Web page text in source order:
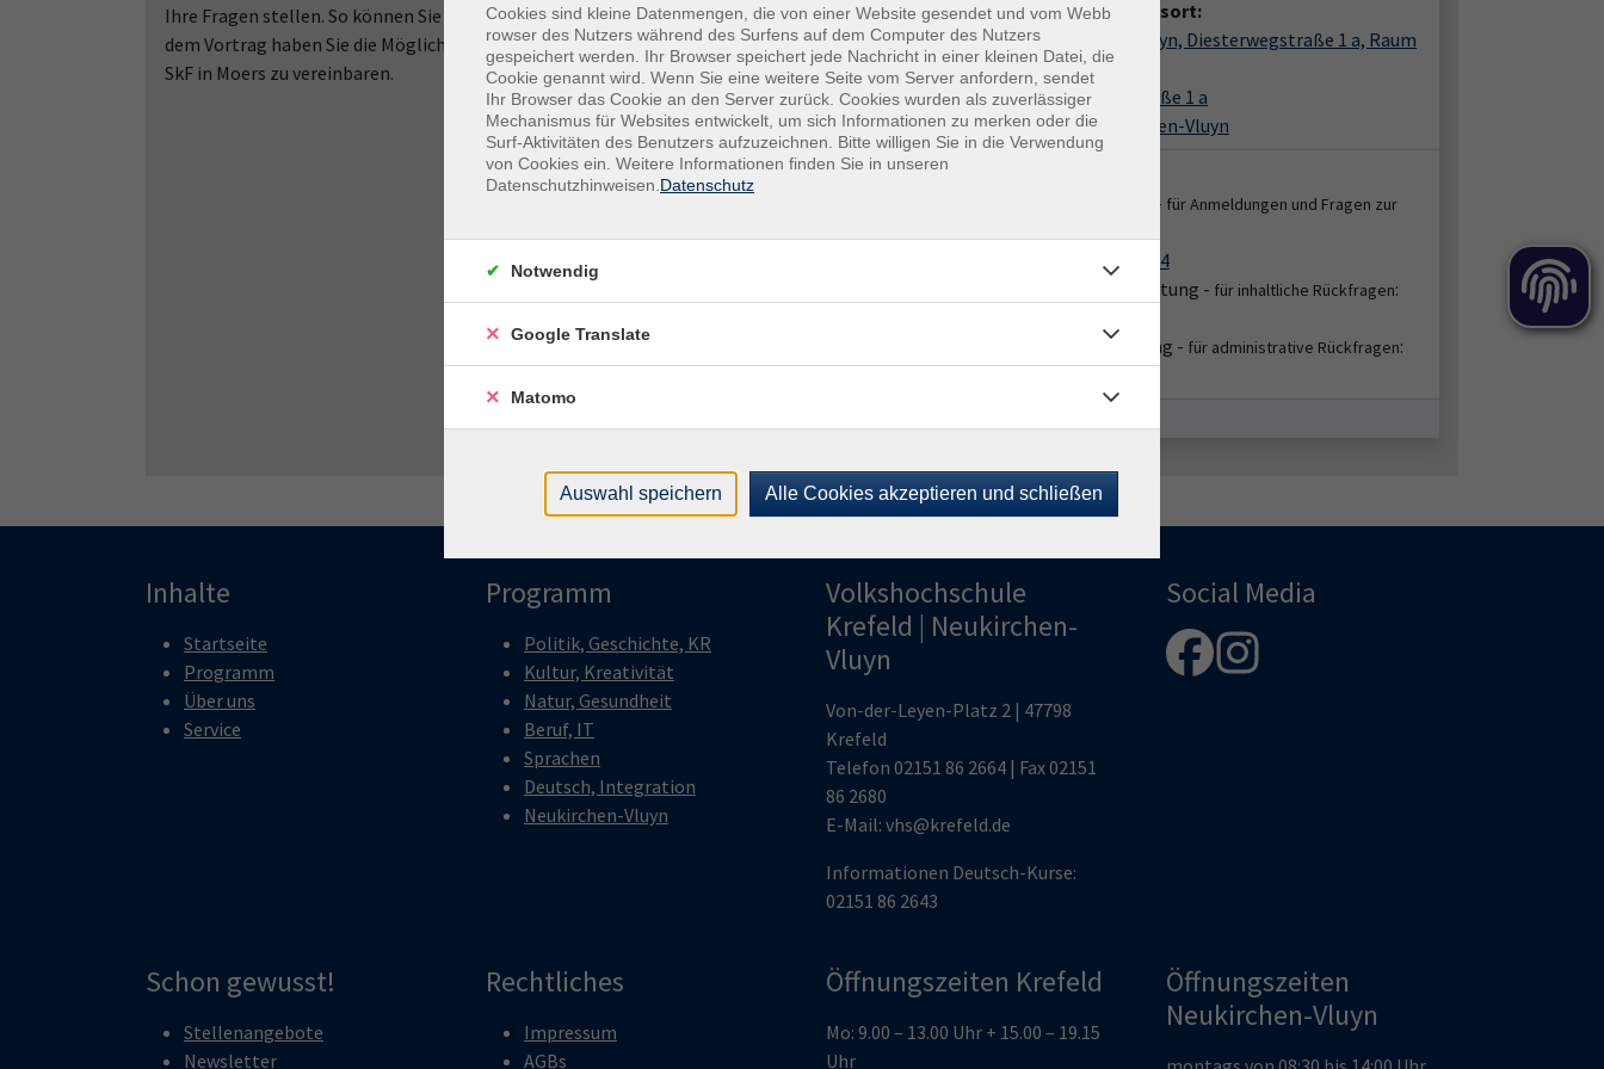
Ihre Fragen stellen. So können Sie sorgenfrei Vorsorge treffen und Ihre Selbstbestimmung wahren. Nach
dem Vortrag haben Sie die Möglichkeit, eine kostenlose Individualberatung in den Räumlichkeiten des
SkF in Moers zu vereinbaren.
Veranstaltungsort:
Neukirchen-Vluyn, Diesterwegstraße 1 a, Raum
0.03
Diesterwegstraße 1 a
47506 Neukirchen-Vluyn
Kundenservice - für Anmeldungen und Fragen zur
+492151 86-2664
Fachbereichsleitung - für inhaltliche Rückfragen:
Sachbearbeitung - für administrative Rückfragen:
02151/86-2654
Inhalte
Startseite
Programm
Über uns
Service
Programm
Politik, Geschichte, KR
Kultur, Kreativität
Natur, Gesundheit
Beruf, IT
Sprachen
Deutsch, Integration
Neukirchen-Vluyn
Volkshochschule
Krefeld | Neukirchen-
Vluyn
Von-der-Leyen-Platz 2 | 47798
Krefeld
Telefon 02151 86 2664 | Fax 02151
86 2680
E-Mail: vhs@krefeld.de
Informationen Deutsch-Kurse:
02151 86 2643
Social Media
Schon gewusst!
Stellenangebote
Newsletter
Rechtliches
Impressum
AGBs
Öffnungszeiten Krefeld
Mo: 9.00 – 13.00 Uhr + 15.00 – 19.15
Uhr
Öffnungszeiten
Neukirchen-Vluyn
Cookies sind kleine Datenmengen, die von einer Website gesendet und vom Webb
rowser des Nutzers während des Surfens auf dem Computer des Nutzers
gespeichert werden. Ihr Browser speichert jede Nachricht in einer kleinen Datei, die
Cookie genannt wird. Wenn Sie eine weitere Seite vom Server anfordern, sendet
Ihr Browser das Cookie an den Server zurück. Cookies wurden als zuverlässiger
Mechanismus für Websites entwickelt, um sich Informationen zu merken oder die
Surf-Aktivitäten des Benutzers aufzuzeichnen. Bitte willigen Sie in die Verwendung
von Cookies ein. Weitere Informationen finden Sie in unseren
Datenschutzhinweisen. Datenschutz
Notwendig
Google Translate
Matomo
Auswahl speichern Alle Cookies akzeptieren und schließen